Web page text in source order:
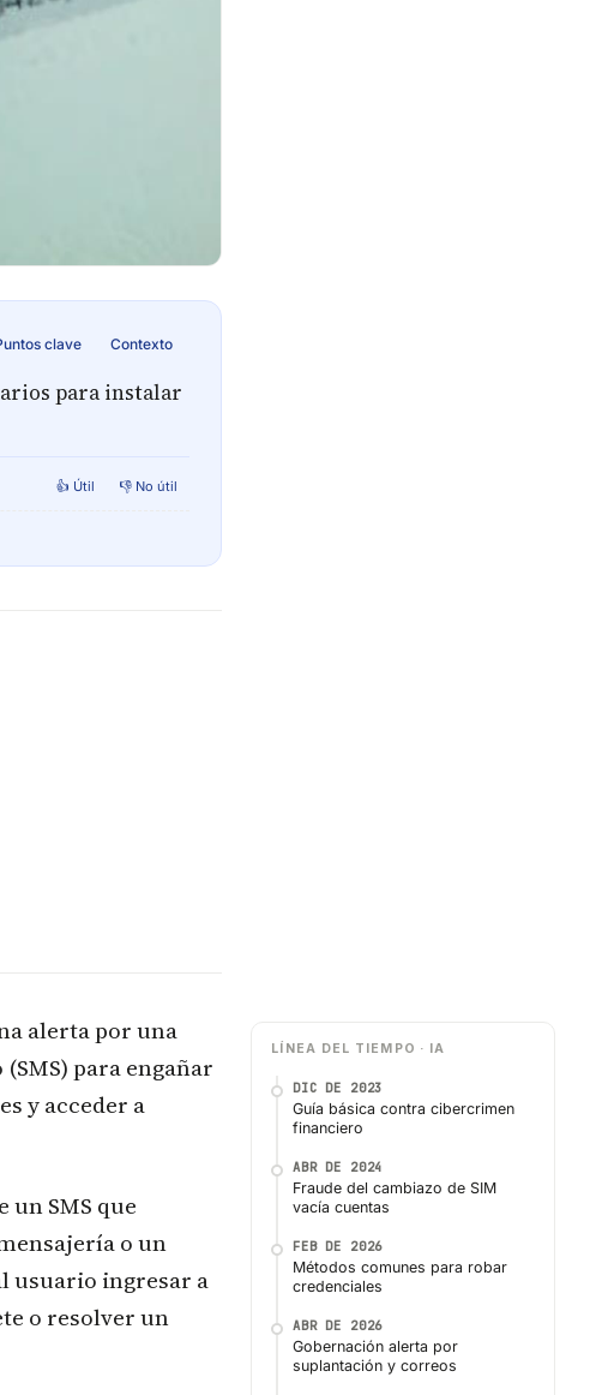
clave Contexto
para instalar
👍 Útil 👎 No útil
alerta por una
para engañar
y acceder a
un SMS que
o un
usuario ingresar a
o resolver un
LÍNEA DEL TIEMPO · IA
DIC DE 2023
Guía básica contra cibercrimen
financiero
ABR DE 2024
Fraude del cambiazo de SIM
vacía cuentas
FEB DE 2026
Métodos comunes para robar
credenciales
ABR DE 2026
Gobernación alerta por
suplantación y correos